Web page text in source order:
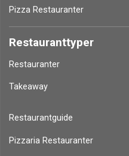
Take Away